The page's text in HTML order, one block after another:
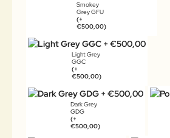
Smokey
Grey GFU
(+
€500,00)
Light Grey
GGC
(+
€500,00)
Dark Grey
GDG
(+
€500,00)